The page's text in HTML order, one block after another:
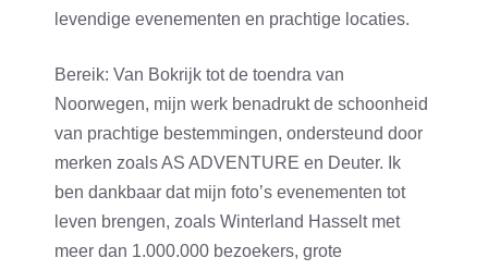
levendige evenementen en prachtige locaties.
Bereik: Van Bokrijk tot de toendra van
Noorwegen, mijn werk benadrukt de schoonheid
van prachtige bestemmingen, ondersteund door
merken zoals AS ADVENTURE en Deuter. Ik
ben dankbaar dat mijn foto’s evenementen tot
leven brengen, zoals Winterland Hasselt met
meer dan 1.000.000 bezoekers, grote